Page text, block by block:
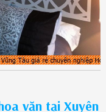
văn tại Xuyên